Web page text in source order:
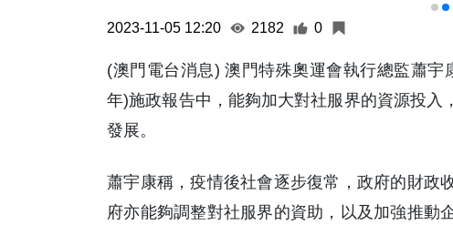
2023-11-05 12:20 2182 0
(澳門電台消息) 澳門特殊奧運會執行總監蕭
年)施政報告中，能夠加大對社服界的資源投
發展。
蕭宇康稱，疫情後社會逐步復常，政府的財政
府亦能夠調整對社服界的資助，以及加強推動